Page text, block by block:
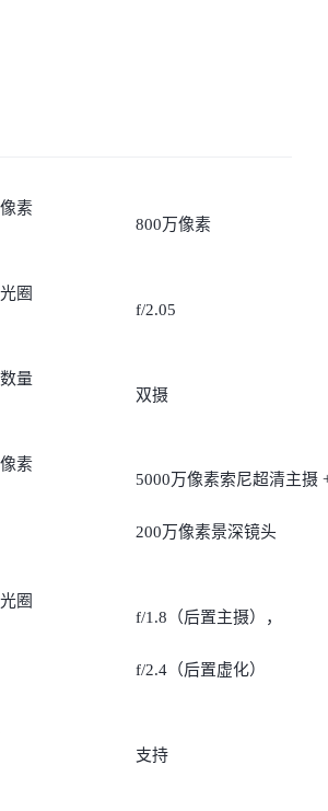
素
800万像素
圈
f/2.05
量
双摄
素
5000万像素索尼超清主摄
200万像素景深镜头
圈
f/1.8（后置主摄），
f/2.4（后置虚化）
支持